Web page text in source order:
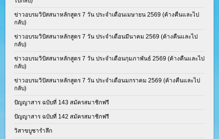
ข่าวอบรมวิปัสสนาหลักสูตร 7 วัน ประจำเดือนเมษายน 2569 (ค้างคืนและไป
กลับ)
ข่าวอบรมวิปัสสนาหลักสูตร 7 วัน ประจำเดือนมีนาคม 2569 (ค้างคืนและไป
กลับ)
ข่าวอบรมวิปัสสนาหลักสูตร 7 วัน ประจำเดือนกุมภาพันธ์ 2569 (ค้างคืนและไป
กลับ)
ข่าวอบรมวิปัสสนาหลักสูตร 7 วัน ประจำเดือนมกราคม 2569 (ค้างคืนและไป
กลับ)
ปัญญาสาร ฉบับที่ 143 สมัครสมาชิกฟรี
ปัญญาสาร ฉบับที่ 142 สมัครสมาชิกฟรี
วิสาขบูชารำลึก